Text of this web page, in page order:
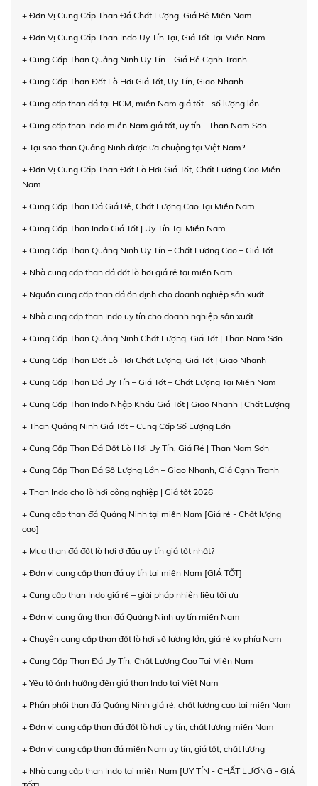
+ Đơn Vị Cung Cấp Than Đá Chất Lượng, Giá Rẻ Miền Nam
+ Đơn Vị Cung Cấp Than Indo Uy Tín Tại, Giá Tốt Tại Miền Nam
+ Cung Cấp Than Quảng Ninh Uy Tín – Giá Rẻ Cạnh Tranh
+ Cung Cấp Than Đốt Lò Hơi Giá Tốt, Uy Tín, Giao Nhanh
+ Cung cấp than đá tại HCM, miền Nam giá tốt - số lượng lớn
+ Cung cấp than Indo miền Nam giá tốt, uy tín - Than Nam Sơn
+ Tại sao than Quảng Ninh được ưa chuộng tại Việt Nam?
+ Đơn Vị Cung Cấp Than Đốt Lò Hơi Giá Tốt, Chất Lượng Cao Miền
Nam
+ Cung Cấp Than Đá Giá Rẻ, Chất Lượng Cao Tại Miền Nam
+ Cung Cấp Than Indo Giá Tốt | Uy Tín Tại Miền Nam
+ Cung Cấp Than Quảng Ninh Uy Tín – Chất Lượng Cao – Giá Tốt
+ Nhà cung cấp than đá đốt lò hơi giá rẻ tại miền Nam
+ Nguồn cung cấp than đá ổn định cho doanh nghiệp sản xuất
+ Nhà cung cấp than Indo uy tín cho doanh nghiệp sản xuất
+ Cung Cấp Than Quảng Ninh Chất Lượng, Giá Tốt | Than Nam Sơn
+ Cung Cấp Than Đốt Lò Hơi Chất Lượng, Giá Tốt | Giao Nhanh
+ Cung Cấp Than Đá Uy Tín – Giá Tốt – Chất Lượng Tại Miền Nam
+ Cung Cấp Than Indo Nhập Khẩu Giá Tốt | Giao Nhanh | Chất Lượng
+ Than Quảng Ninh Giá Tốt – Cung Cấp Số Lượng Lớn
+ Cung Cấp Than Đá Đốt Lò Hơi Uy Tín, Giá Rẻ | Than Nam Sơn
+ Cung Cấp Than Đá Số Lượng Lớn – Giao Nhanh, Giá Cạnh Tranh
+ Than Indo cho lò hơi công nghiệp | Giá tốt 2026
+ Cung cấp than đá Quảng Ninh tại miền Nam [Giá rẻ - Chất lượng
cao]
+ Mua than đá đốt lò hơi ở đâu uy tín giá tốt nhất?
+ Đơn vị cung cấp than đá uy tín tại miền Nam [GIÁ TỐT]
+ Cung cấp than Indo giá rẻ – giải pháp nhiên liệu tối ưu
+ Đơn vị cung ứng than đá Quảng Ninh uy tín miền Nam
+ Chuyên cung cấp than đốt lò hơi số lượng lớn, giá rẻ kv phía Nam
+ Cung Cấp Than Đá Uy Tín, Chất Lượng Cao Tại Miền Nam
+ Yếu tố ảnh hưởng đến giá than Indo tại Việt Nam
+ Phân phối than đá Quảng Ninh giá rẻ, chất lượng cao tại miền Nam
+ Đơn vị cung cấp than đá đốt lò hơi uy tín, chất lượng miền Nam
+ Đơn vị cung cấp than đá miền Nam uy tín, giá tốt, chất lượng
+ Nhà cung cấp than Indo tại miền Nam [UY TÍN - CHẤT LƯỢNG - GIÁ